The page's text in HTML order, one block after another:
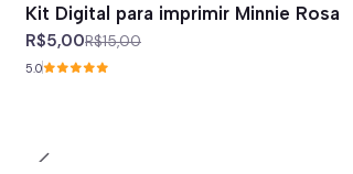
Kit Digital para imprimir Minnie Rosa
R$5,00R$15,00
5.0